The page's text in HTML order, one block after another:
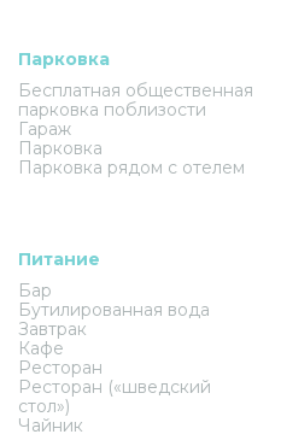
Парковка
Бесплатная общественная
парковка поблизости
Гараж
Парковка
Парковка рядом с отелем
Питание
Бар
Бутилированная вода
Завтрак
Кафе
Ресторан
Ресторан («шведский
стол»)
Чайник